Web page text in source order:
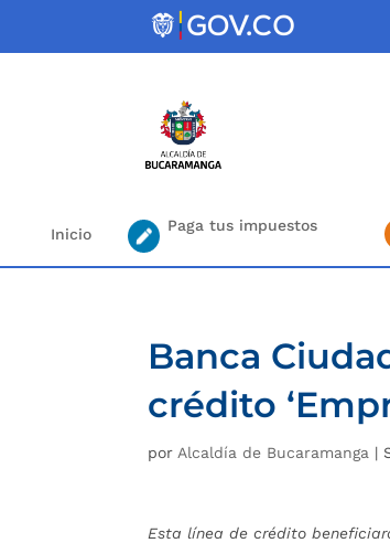
Inicio Paga tus impuestos
Banca
crédito
por Alcaldía de Bucaramanga |
Esta línea de crédito